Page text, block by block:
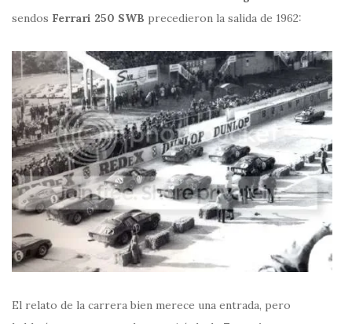
sendos Ferrari 250 SWB precedieron la salida de 1962:
El relato de la carrera bien merece una entrada, pero